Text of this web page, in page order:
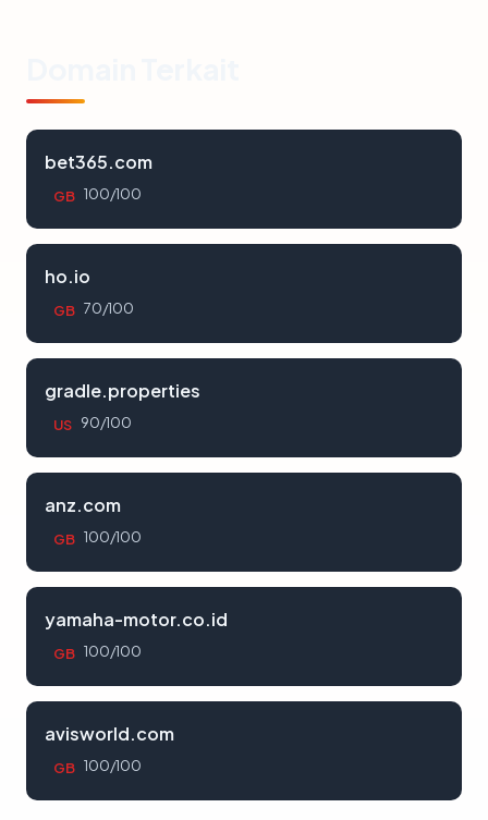
bet365.com
GB 100/100
ho.io
GB 70/100
gradle.properties
US 90/100
anz.com
GB 100/100
yamaha-motor.co.id
GB 100/100
avisworld.com
GB 100/100